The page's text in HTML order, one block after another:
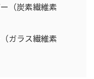
（炭素繊維素
ガラス繊維素